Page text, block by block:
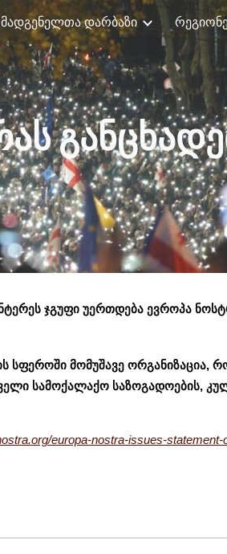
Skip to navigation
დარბაზი
ჯგუფი უერთდება ევროპა
მომუშავე ორგანიზაცია,
სამოქალაქო საზოგადოების,
europa-nostra-issues-